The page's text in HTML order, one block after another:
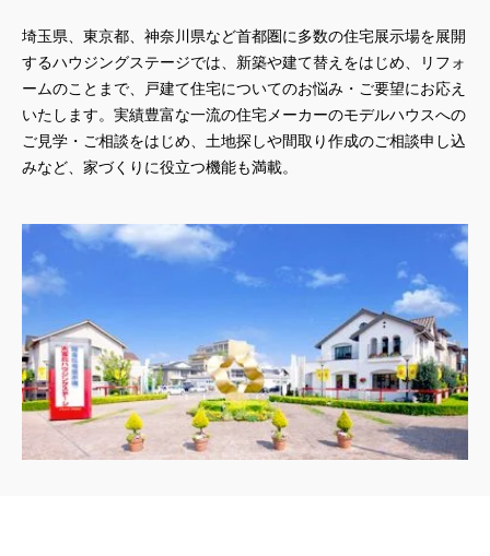
埼玉県、東京都、神奈川県など首都圏に多数の住宅展示場を展開
するハウジングステージでは、新築や建て替えをはじめ、リフォ
ームのことまで、戸建て住宅についてのお悩み・ご要望にお応え
いたします。実績豊富な一流の住宅メーカーのモデルハウスへの
ご見学・ご相談をはじめ、土地探しや間取り作成のご相談申し込
みなど、家づくりに役立つ機能も満載。